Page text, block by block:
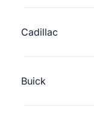
Cadillac
Buick